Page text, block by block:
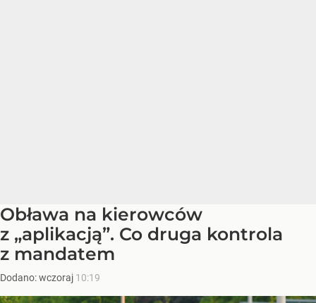
Obława na kierowców
z „aplikacją”. Co druga kontrola
z mandatem
Dodano:wczoraj 10:19